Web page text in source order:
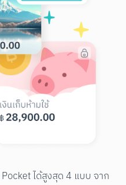
ได้สูงสุด 4 แบบ จาก